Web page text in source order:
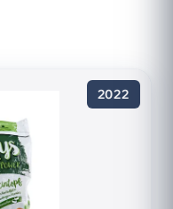
2022